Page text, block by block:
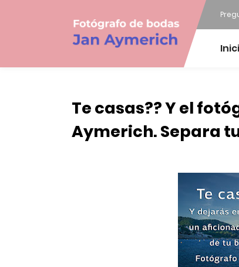
Te casas?? Y el
Aymerich. Separa